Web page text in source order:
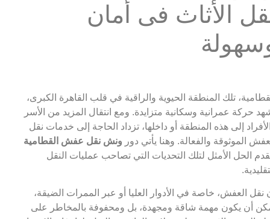
الأثاث فى أمان
تلك المنطقة الحيوية والراقية في قلب القاهرة الكبرى،
حركة عمرانية وسكانية متزايدة. ومع انتقال المزيد من الأسر
إلى هذه المنطقة أو داخلها، تزداد الحاجة إلى خدمات نقل
الموثوقة والفعالة. وهنا يأتي دور ونش نقل عفش القطامية
الحل الأمثل لتلك التحديات التي تصاحب عمليات النقل
نقل العفش، خاصة في الأدوار العليا أو عبر الممرات الضيقة،
أن يكون مهمة شاقة ومجهدة، بل ومحفوفة بالمخاطر على